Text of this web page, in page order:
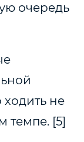
очередь
не
темпе. [5]